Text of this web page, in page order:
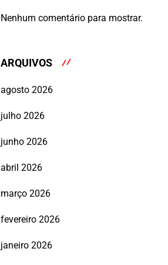
Nenhum comentário para mostrar.
ARQUIVOS
agosto 2026
julho 2026
junho 2026
abril 2026
março 2026
fevereiro 2026
janeiro 2026